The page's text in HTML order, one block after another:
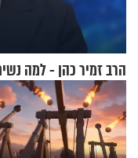
הרב זמיר כהן - למה